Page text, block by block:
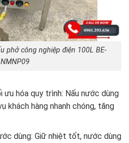
phở công nghiệp điện 100L BE-
NMNP09
ưu hóa quy trình: Nấu nước dùng
khách hàng nhanh chóng, tăng
dùng: Giữ nhiệt tốt, nước dùng